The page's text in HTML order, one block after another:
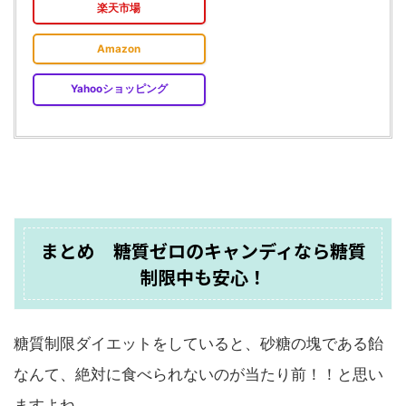
楽天市場
Amazon
Yahooショッピング
まとめ 糖質ゼロのキャンディなら糖質
制限中も安心！
糖質制限ダイエットをしていると、砂糖の塊である飴
なんて、絶対に食べられないのが当たり前！！と思い